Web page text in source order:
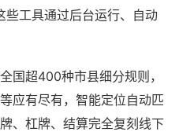
些工具通过后台运行、自动
国超400种市县细分规则，
应有尽有，智能定位自动匹
、杠牌、结算完全复刻线下